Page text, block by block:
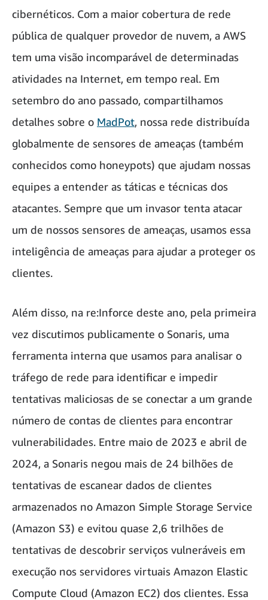
cibernéticos. Com a maior cobertura de rede
pública de qualquer provedor de nuvem, a AWS
tem uma visão incomparável de determinadas
atividades na Internet, em tempo real. Em
setembro do ano passado, compartilhamos
detalhes sobre o MadPot, nossa rede distribuída
globalmente de sensores de ameaças (também
conhecidos como honeypots) que ajudam nossas
equipes a entender as táticas e técnicas dos
atacantes. Sempre que um invasor tenta atacar
um de nossos sensores de ameaças, usamos essa
inteligência de ameaças para ajudar a proteger os
clientes.
Além disso, na re:Inforce deste ano, pela primeira
vez discutimos publicamente o Sonaris, uma
ferramenta interna que usamos para analisar o
tráfego de rede para identificar e impedir
tentativas maliciosas de se conectar a um grande
número de contas de clientes para encontrar
vulnerabilidades. Entre maio de 2023 e abril de
2024, a Sonaris negou mais de 24 bilhões de
tentativas de escanear dados de clientes
armazenados no Amazon Simple Storage Service
(Amazon S3) e evitou quase 2,6 trilhões de
tentativas de descobrir serviços vulneráveis em
execução nos servidores virtuais Amazon Elastic
Compute Cloud (Amazon EC2) dos clientes. Essa